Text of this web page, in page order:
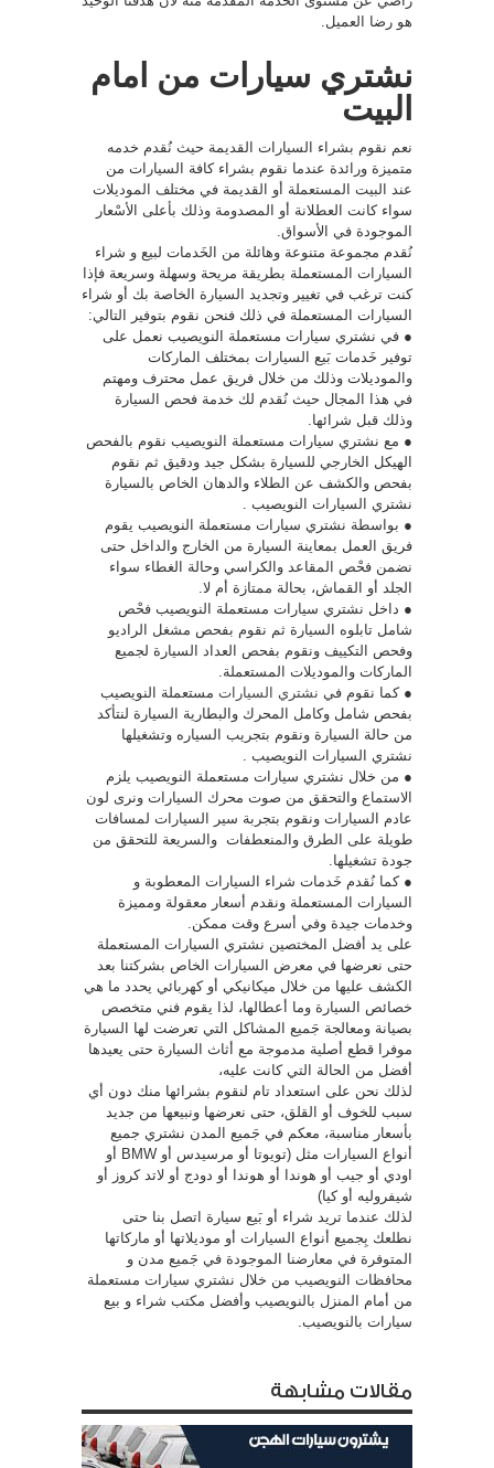
هو رضا العميل.
نشتري سيارات من امام
البيت
نعم نقوم بشراء السيارات القديمة حيث نُقدم خدمه
متميزة ورائدة عندما نقوم بشراء كافة السيارات من
عند البيت المستعملة أو القديمة في مختلف الموديلات
سواء كانت العطلانة أو المصدومة وذلك بأعلى الأسْعار
الموجودة في الأسواق.
نُقدم مجموعة متنوعة وهائلة من الخَدمات لبيع و شراء
السيارات المستعملة بطريقة مريحة وسهلة وسريعة فإذا
كنت ترغب في تغيير وتجديد السيارة الخاصة بك أو شراء
السيارات المستعملة في ذلك فنحن نقوم بتوفير التالي:
● في نشتري سيارات مستعملة النويصيب نعمل على
توفير خَدمات بَيع السيارات بمختلف الماركات
والموديلات وذلك من خلال فريق عمل محترف ومهتم
في هذا المجال حيث نُقدم لك خدمة فحص السيارة
وذلك قبل شرائها.
● مع نشتري سيارات مستعملة النويصيب نقوم بالفحص
الهيكل الخارجي للسيارة بشكل جيد ودقيق ثم نقوم
بفحص والكشف عن الطلاء والدهان الخاص بالسيارة
نشتري السيارات النويصيب .
● بواسطة نشتري سيارات مستعملة النويصيب يقوم
فريق العمل بمعاينة السيارة من الخارج والداخل حتى
نضمن فحْص المقاعد والكراسي وحالة الغطاء سواء
الجلد أو القماش، بحالة ممتازة أم لا.
● داخل نشتري سيارات مستعملة النويصيب فحْص
شامل تابلوه السيارة ثم نقوم بفحص مشغل الراديو
وفحص التكييف ونقوم بفحص العداد السيارة لجميع
الماركات والموديلات المستعملة.
● كما نقوم في نشتري السيارات مستعملة النويصيب
بفحص شامل وكامل المحرك والبطارية السيارة لنتأكد
من حالة السيارة ونقوم بتجريب السياره وتشغيلها
نشتري السيارات النويصيب .
● من خلال نشتري سيارات مستعملة النويصيب يلزم
الاستماع والتحقق من صوت محرك السيارات ونرى لون
عادم السيارات ونقوم بتجربة سير السيارات لمسافات
طويلة على الطرق والمنعطفات والسريعة للتحقق من
جودة تشغيلها.
● كما نُقدم خَدمات شراء السيارات المعطوبة و
السيارات المستعملة ونقدم أسعار معقولة ومميزة
وخدمات جيدة وفي أسرع وقت ممكن.
على يد أفضل المختصين نشتري السيارات المستعملة
حتى نعرضها في معرض السيارات الخاص بشركتنا بعد
الكشف عليها من خلال ميكانيكي أو كهربائي يحدد ما هي
خصائص السيارة وما أعطالها، لذا يقوم فني متخصص
بصيانة ومعالجة جَميع المشاكل التي تعرضت لها السيارة
موفرا قطع أصلية مدموجة مع أثاث السيارة حتى يعيدها
أفضل من الحالة التي كانت عليه،
لذلك نحن على استعداد تام لنقوم بشرائها منك دون أي
سبب للخوف أو القلق، حتى نعرضها ونبيعها من جديد
بأسعار مناسبة، معكم في جَميع المدن نشتري جميع
أنواع السيارات مثل (تويوتا أو مرسيدس أو BMW أو
اودي أو جيب أو هوندا أو هوندا أو دودج أو لاتد كروز أو
شيفروليه أو كيا)
لذلك عندما تريد شراء أو بَيع سيارة اتصل بنا حتى
نطلعك بِجميع أنواع السيارات أو موديلاتها أو ماركاتها
المتوفرة في معارضنا الموجودة في جَميع مدن و
محافظات النويصيب من خلال نشتري سيارات مستعملة
من أمام المنزل بالنويصيب وأفضل مكتب شراء و بيع
سيارات بالنويصيب.
مقالات مشابهة